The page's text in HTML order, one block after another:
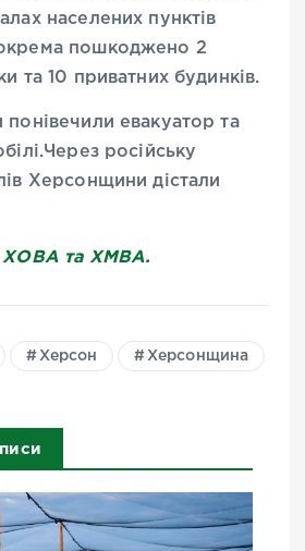
населених пунктів
пошкоджено 2
та 10 приватних будинків.
понівечили евакуатор та
російську
Херсонщини дістали
ХОВА та ХМВА.
Херсон Херсонщина